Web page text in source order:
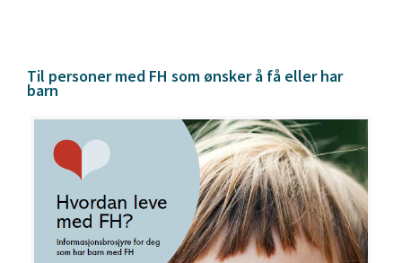
Til personer med FH som ønsker å få eller har
barn